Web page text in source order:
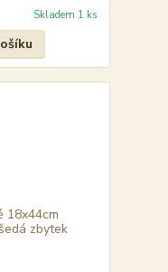
Skladem 1 ks